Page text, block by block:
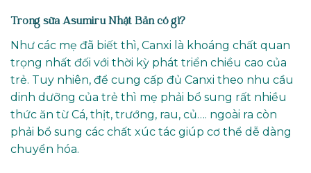
Trong sữa Asumiru Nhật Bản có gì?
Như các mẹ đã biết thì, Canxi là khoáng chất quan
trọng nhất đối với thời kỳ phát triển chiều cao của
trẻ. Tuy nhiên, để cung cấp đủ Canxi theo nhu cầu
dinh dưỡng của trẻ thì mẹ phải bổ sung rất nhiều
thức ăn từ Cá, thịt, trướng, rau, củ…. ngoài ra còn
phải bổ sung các chất xúc tác giúp cơ thể dễ dàng
chuyển hóa.